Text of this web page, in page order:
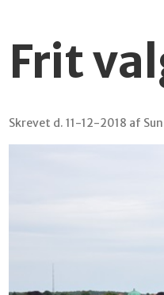
Frit
Skrevet d. 11-12-2018 af